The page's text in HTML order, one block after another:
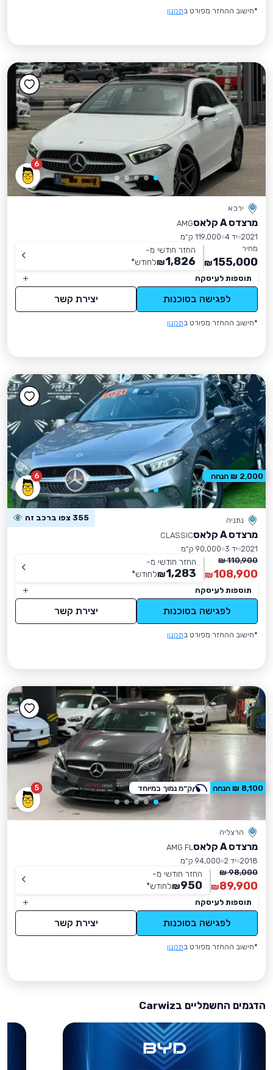
*חישוב ההחזר מפורט בתקנון
6
ירכא
מרצדס A קלאס
AMG
2021 יד 4
119,000 ק״מ
מחיר
155,000
₪
החזר חודשי מ-
1,826
₪לחודש*
תוספות לעיסקה
לפגישה בסוכנות יצירת קשר
*חישוב ההחזר מפורט בתקנון
6
נתניה 355 צפו ברכב זה
מרצדס A קלאס
CLASSIC
2021 יד 3
90,000 ק״מ
110,900 ₪
108,900
₪
החזר חודשי מ-
1,283
₪לחודש*
תוספות לעיסקה
לפגישה בסוכנות יצירת קשר
*חישוב ההחזר מפורט בתקנון
2,000 ₪ הנחה
5
הרצליה
מרצדס A קלאס
AMG FL
2018 יד 2
94,000 ק״מ
98,000 ₪
89,900
₪
החזר חודשי מ-
950
₪לחודש*
תוספות לעיסקה
לפגישה בסוכנות יצירת קשר
*חישוב ההחזר מפורט בתקנון
8,100 ₪ הנחה ק״מ נמוך במיוחד
הדגמים החשמליים בCarwiz